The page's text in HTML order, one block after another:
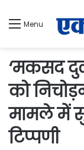
Menu
‘मकसद
को
मामले में
टिप्पणी